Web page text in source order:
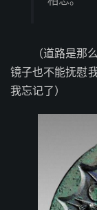
（道路是那
镜子也不能抚慰
我忘记了）